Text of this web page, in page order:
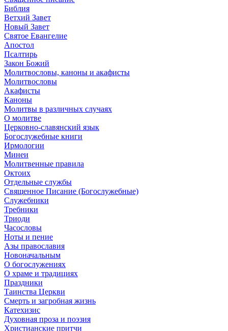
Библия
Ветхий Завет
Новый Завет
Святое Евангелие
Апостол
Псалтирь
Закон Божий
Молитвословы, каноны и акафисты
Молитвословы
Акафисты
Каноны
Молитвы в различных случаях
О молитве
Церковно-славянский язык
Богослужебные книги
Ирмологии
Минеи
Молитвенные правила
Октоих
Отдельные службы
Священное Писание (Богослужебные)
Служебники
Требники
Триоди
Часословы
Ноты и пение
Азы православия
Новоначальным
О богослужениях
О храме и традициях
Праздники
Таинства Церкви
Смерть и загробная жизнь
Катехизис
Духовная проза и поэзия
Христианские притчи